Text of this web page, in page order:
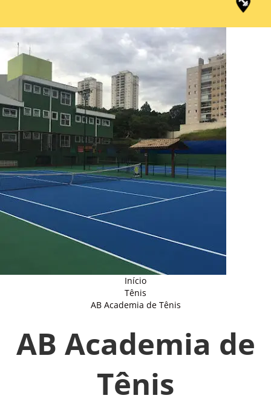
Início
Tênis
AB Academia de Tênis
AB Academia de
Tênis